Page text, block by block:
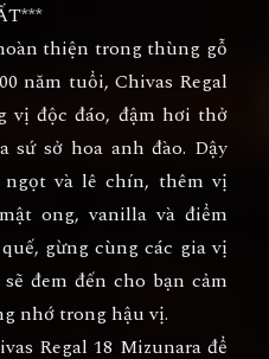
thiện trong thùng gỗ
năm tuổi, Chivas Regal
vị độc đáo, đậm hơi thở
sở hoa anh đào. Dậy
và lê chín, thêm vị
ong, vanilla và điểm
gừng cùng các gia vị
đem đến cho bạn cảm
nhớ trong hậu vị.
Regal 18 Mizunara để